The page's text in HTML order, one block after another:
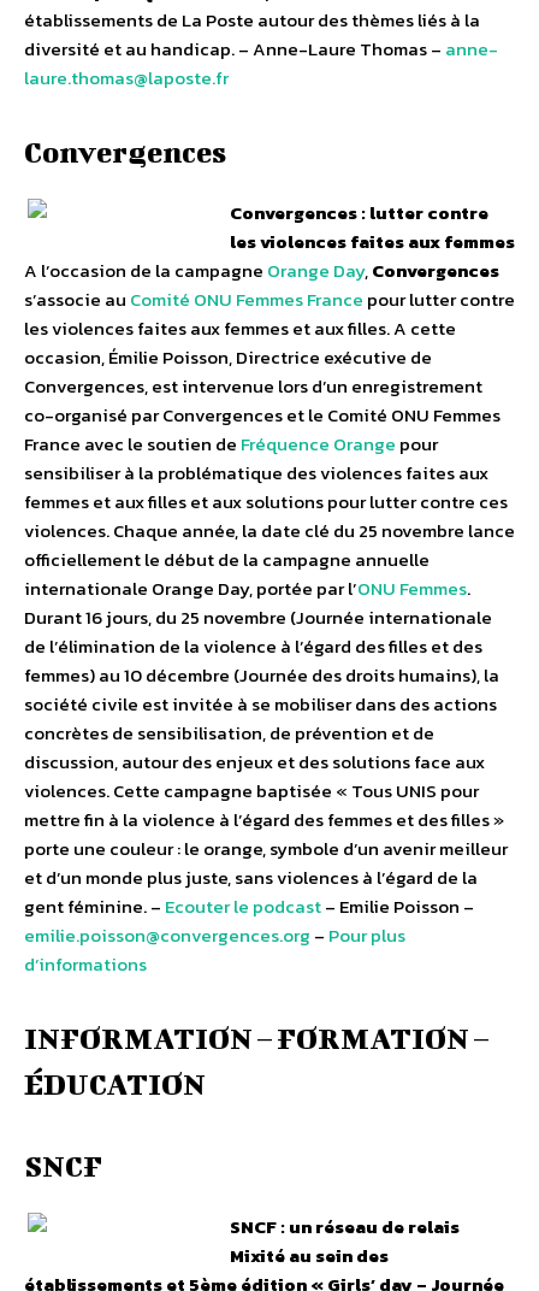
établissements de La Poste autour des thèmes liés à la
diversité et au handicap. – Anne-Laure Thomas – anne-
laure.thomas@laposte.fr
Convergences
Convergences : lutter contre
les violences faites aux femmes
A l’occasion de la campagne Orange Day,Convergences
s’associe au Comité ONU Femmes France pour lutter contre
les violences faites aux femmes et aux filles. A cette
occasion, Émilie Poisson, Directrice exécutive de
Convergences, est intervenue lors d’un enregistrement
co-organisé par Convergences et le Comité ONU Femmes
France avec le soutien de Fréquence Orange pour
sensibiliser à la problématique des violences faites aux
femmes et aux filles et aux solutions pour lutter contre ces
violences. Chaque année, la date clé du 25 novembre lance
officiellement le début de la campagne annuelle
internationale Orange Day, portée par l’ONU Femmes.
Durant 16 jours, du 25 novembre (Journée internationale
de l’élimination de la violence à l’égard des filles et des
femmes) au 10 décembre (Journée des droits humains), la
société civile est invitée à se mobiliser dans des actions
concrètes de sensibilisation, de prévention et de
discussion, autour des enjeux et des solutions face aux
violences. Cette campagne baptisée « Tous UNIS pour
mettre fin à la violence à l’égard des femmes et des filles »
porte une couleur : le orange, symbole d’un avenir meilleur
et d’un monde plus juste, sans violences à l’égard de la
gent féminine. – Ecouter le podcast– Emilie Poisson –
emilie.poisson@convergences.org – Pour plus
d’informations
INFORMATION – FORMATION –
ÉDUCATION
SNCF
SNCF : un réseau de relais
Mixité au sein des
établissements et 5ème édition « Girls’ day – Journée